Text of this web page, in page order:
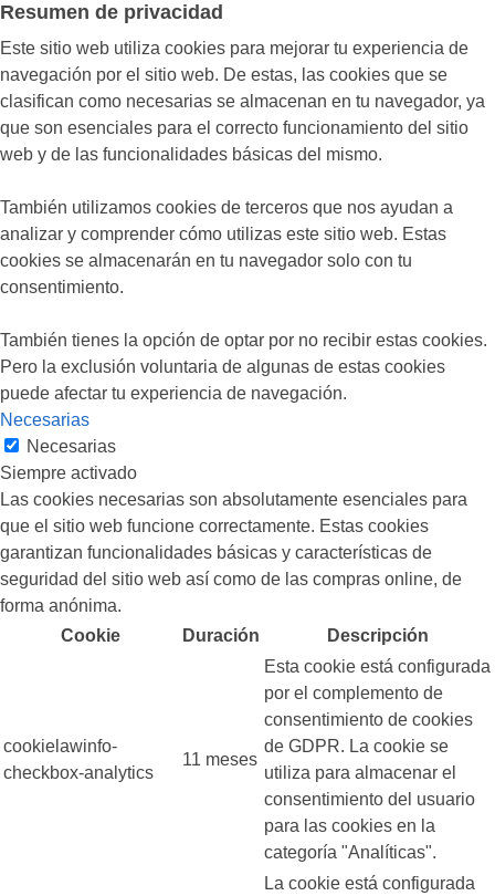
Resumen de privacidad
Este sitio web utiliza cookies para mejorar tu experiencia de
navegación por el sitio web. De estas, las cookies que se
clasifican como necesarias se almacenan en tu navegador, ya
que son esenciales para el correcto funcionamiento del sitio
web y de las funcionalidades básicas del mismo.
También utilizamos cookies de terceros que nos ayudan a
analizar y comprender cómo utilizas este sitio web. Estas
cookies se almacenarán en tu navegador solo con tu
consentimiento.
También tienes la opción de optar por no recibir estas cookies.
Pero la exclusión voluntaria de algunas de estas cookies
puede afectar tu experiencia de navegación.
Necesarias
Necesarias
Siempre activado
Las cookies necesarias son absolutamente esenciales para
que el sitio web funcione correctamente. Estas cookies
garantizan funcionalidades básicas y características de
seguridad del sitio web así como de las compras online, de
forma anónima.
Cookie
Duración Descripción
cookielawinfo-
checkbox-analytics
11 meses
Esta cookie está configurada
por el complemento de
consentimiento de cookies
de GDPR. La cookie se
utiliza para almacenar el
consentimiento del usuario
para las cookies en la
categoría "Analíticas".
La cookie está configurada